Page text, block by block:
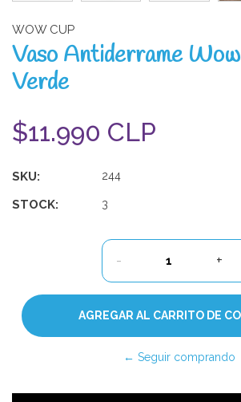
WOW CUP
Vaso Antiderrame
Verde
$11.990 CLP
SKU: 244
STOCK: 3
- +
← Seguir comprando